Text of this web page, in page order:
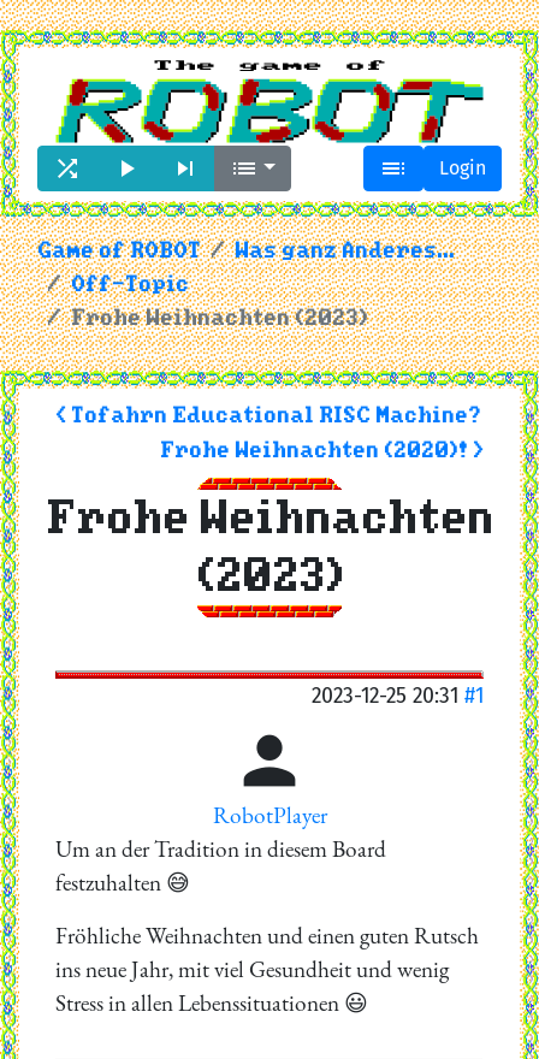
     Login
Game of ROBOT
Was ganz Anderes...
Off-Topic
Frohe Weihnachten (2023)
< Tofahrn Educational RISC Machine?
Frohe Weihnachten (2020)! >
Frohe Weihnachten
(2023)
2023-12-25 20:31 #1

RobotPlayer
Um an der Tradition in diesem Board
festzuhalten 😅
Fröhliche Weihnachten und einen guten Rutsch
ins neue Jahr, mit viel Gesundheit und wenig
Stress in allen Lebenssituationen 😃